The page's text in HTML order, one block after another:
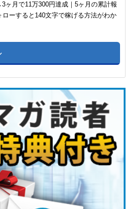
月で11万300円達成｜5ヶ月の累計報
ーすると140文字で稼げる方法がわか